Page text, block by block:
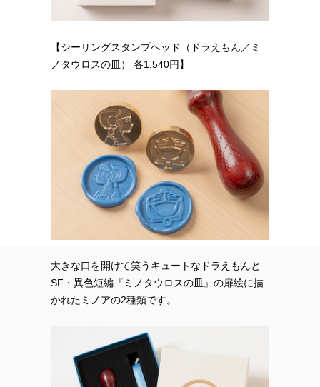
【シーリングスタンプヘッド（ドラえもん／ミ
ノタウロスの皿） 各1,540円】
大きな口を開けて笑うキュートなドラえもんと
SF・異色短編『ミノタウロスの皿』の扉絵に描
かれたミノアの2種類です。